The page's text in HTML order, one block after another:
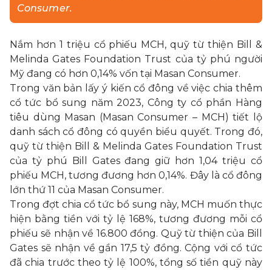
Consumer.
Nắm hơn 1 triệu cổ phiếu MCH, quỹ từ thiện Bill &
Melinda Gates Foundation Trust của tỷ phú người
Mỹ đang có hơn 0,14% vốn tại Masan Consumer.
Trong văn bản lấy ý kiến cổ đông về việc chia thêm
cổ tức bổ sung năm 2023, Công ty cổ phần Hàng
tiêu dùng Masan (Masan Consumer – MCH) tiết lộ
danh sách cổ đông có quyền biểu quyết. Trong đó,
quỹ từ thiện Bill & Melinda Gates Foundation Trust
của tỷ phú Bill Gatesđang giữ hơn 1,04 triệu cổ
phiếu MCH, tương đương hơn 0,14%. Đây là cổ đông
lớn thứ 11 của Masan Consumer.
Trong đợt chiacổ tức bổ sung này, MCH muốn thực
hiện bằng tiền với tỷ lệ 168%, tương đương mỗi cổ
phiếu sẽ nhận về 16.800 đồng. Quỹ từ thiện của Bill
Gates sẽ nhận về gần 17,5 tỷ đồng. Cộng với cổ tức
đã chia trước theo tỷ lệ 100%, tổng số tiền quỹ này